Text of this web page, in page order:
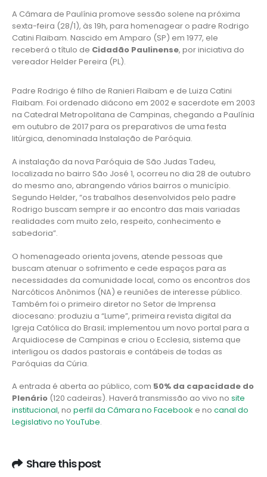
A Câmara de Paulínia promove sessão solene na próxima
sexta-feira (28/1), às 19h, para homenagear o padre Rodrigo
Catini Flaibam. Nascido em Amparo (SP) em 1977, ele
receberá o título de Cidadão Paulinense, por iniciativa do
vereador Helder Pereira (PL).
Padre Rodrigo é filho de Ranieri Flaibam e de Luiza Catini
Flaibam. Foi ordenado diácono em 2002 e sacerdote em 2003
na Catedral Metropolitana de Campinas, chegando a Paulínia
em outubro de 2017 para os preparativos de uma festa
litúrgica, denominada Instalação de Paróquia.
A instalação da nova Paróquia de São Judas Tadeu,
localizada no bairro São José 1, ocorreu no dia 28 de outubro
do mesmo ano, abrangendo vários bairros o município.
Segundo Helder, “os trabalhos desenvolvidos pelo padre
Rodrigo buscam sempre ir ao encontro das mais variadas
realidades com muito zelo, respeito, conhecimento e
sabedoria”.
O homenageado orienta jovens, atende pessoas que
buscam atenuar o sofrimento e cede espaços para as
necessidades da comunidade local, como os encontros dos
Narcóticos Anônimos (NA) e reuniões de interesse público.
Também foi o primeiro diretor no Setor de Imprensa
diocesano: produziu a “Lume”, primeira revista digital da
Igreja Católica do Brasil; implementou um novo portal para a
Arquidiocese de Campinas e criou o Ecclesia, sistema que
interligou os dados pastorais e contábeis de todas as
Paróquias da Cúria.
A entrada é aberta ao público, com 50% da capacidade do
Plenário (120 cadeiras). Haverá transmissão ao vivo no site
institucional, no perfil da Câmara no Facebook e no canal do
Legislativo no YouTube.
Share this post